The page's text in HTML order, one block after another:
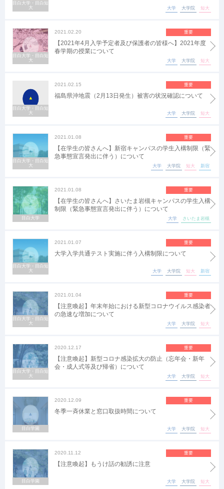
大学 大学院 短大
目白大学・目白短
大
2021.02.20 重要
【2021年4月入学予定者及び保護者の皆様へ】2021年度
春学期の授業について
大学 大学院 短大
目白大学・目白短
大
2021.02.15 重要
福島県沖地震（2月13日発生）被害の状況確認について
大学 大学院 短大
目白大学・目白短
大
2021.01.08 重要
【在学生の皆さんへ】新宿キャンパスの学生入構制限（緊
急事態宣言発出に伴う）について
大学 大学院 短大 新宿
目白大学・目白短
大
2021.01.08 重要
【在学生の皆さんへ】さいたま岩槻キャンパスの学生入構
制限（緊急事態宣言発出に伴う）について
大学 さいたま岩槻
目白大学
2021.01.07 重要
大学入学共通テスト実施に伴う入構制限について
大学 大学院 短大 新宿
目白大学・目白短
大
2021.01.04 重要
【注意喚起】年末年始における新型コロナウイルス感染者
の急速な増加について
大学 大学院 短大
目白大学・目白短
大
2020.12.17 重要
【注意喚起】新型コロナ感染拡大の防止（忘年会・新年
会・成人式等及び帰省）について
大学 大学院 短大
目白大学・目白短
大
2020.12.09 重要
冬季一斉休業と窓口取扱時間について
大学 大学院 短大
目白学園
2020.11.12 重要
【注意喚起】もうけ話の勧誘に注意
大学 大学院 短大
目白学園